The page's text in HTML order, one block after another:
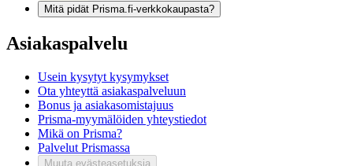
Mitä pidät Prisma.fi-verkkokaupasta?
Asiakaspalvelu
Usein kysytyt kysymykset
Ota yhteyttä asiakaspalveluun
Bonus ja asiakasomistajuus
Prisma-myymälöiden yhteystiedot
Mikä on Prisma?
Palvelut Prismassa
Muuta evästeasetuksia